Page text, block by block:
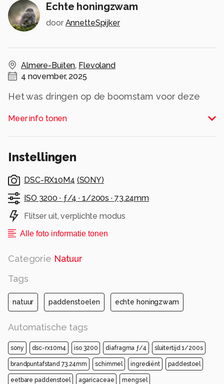
Echte honingzwam
door AnnetteSpijker
Almere-Buiten, Flevoland
4 november, 2025
Het was dringen op de boomstam voor deze
Meer info tonen
Instellingen
DSC-RX10M4 (SONY)
ISO 3200 · ƒ/4 · 1/200s · 73.24mm
Flitser uit, verplichte modus
Alle foto informatie tonen
Categorie Natuur
Tags
natuur paddenstoelen echte honingzwam
Automatische tags
sony dsc-rx10m4 iso 3200 diafragma ƒ/4 sluitertijd 1/200s
brandpuntafstand 73.24mm schimmel ingrediënt paddestoel
eetbare paddenstoel agaricaceae mengsel